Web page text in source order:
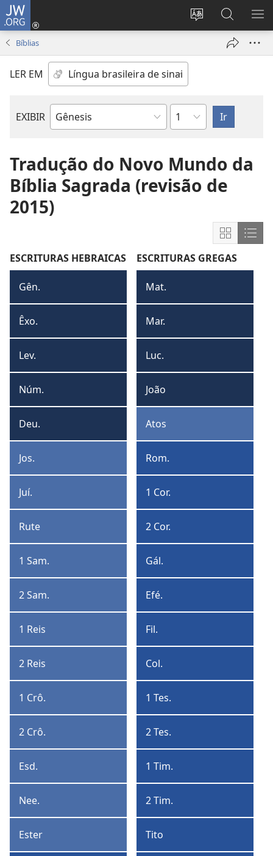
JW.ORG
Mudar
idioma
Log
janela)
Buscar
no
JW.ORG
Bíblias
LER EM
EXIBIR
Livro
Capítulo
Tradução do Novo Mundo da
Bíblia Sagrada (revisão de
2015)
Mostrar
conteúdo
em
em
ESCRITURAS HEBRAICAS
Gênesis
Gên.
Êxodo
Êxo.
Levítico
Lev.
Números
Núm.
Deuteronômio
Deu.
Josué
Jos.
Juízes
Juí.
Rute
Rute
1
Samuel
1 Sam.
2
Samuel
2 Sam.
1
Reis
1 Reis
2
Reis
2 Reis
1
Crônicas
1 Crô.
2
Crônicas
2 Crô.
Esdras
Esd.
Neemias
Nee.
Ester
Ester
ESCRITURAS GREGAS
Mateus
Mat.
Marcos
Mar.
Lucas
Luc.
João
João
Atos
Atos
Romanos
Rom.
1
Coríntios
1 Cor.
2
Coríntios
2 Cor.
Gálatas
Gál.
Efésios
Efé.
Filipenses
Fil.
Colossenses
Col.
1
Tessalonicenses
1 Tes.
2
Tessalonicenses
2 Tes.
1
Timóteo
1 Tim.
2
Timóteo
2 Tim.
Tito
Tito